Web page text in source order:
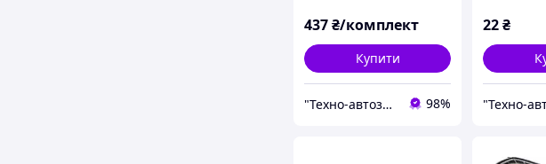
437₴/комплект
Купити
"Технo-автозапчастини" ВАЗ, ГАЗ, Daewoo, Chevrolet, ГБО 98%
22₴